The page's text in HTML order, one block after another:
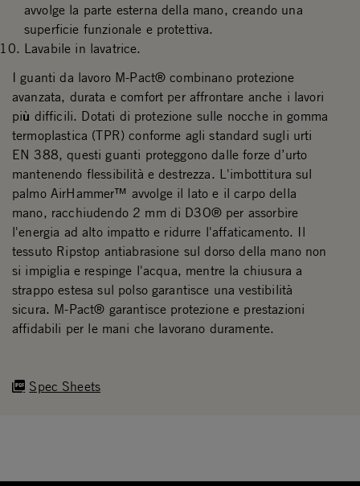
avvolge la parte esterna della mano, creando una
superficie funzionale e protettiva.
Lavabile in lavatrice.
Spec Sheets
I guanti da lavoro M-Pact® combinano protezione
avanzata, durata e comfort per affrontare anche i lavori
più difficili. Dotati di protezione sulle nocche in gomma
termoplastica (TPR) conforme agli standard sugli urti
EN 388, questi guanti proteggono dalle forze d’urto
mantenendo flessibilità e destrezza. L'imbottitura sul
palmo AirHammer™ avvolge il lato e il carpo della
mano, racchiudendo 2 mm di D3O® per assorbire
l'energia ad alto impatto e ridurre l'affaticamento. Il
tessuto Ripstop antiabrasione sul dorso della mano non
si impiglia e respinge l'acqua, mentre la chiusura a
strappo estesa sul polso garantisce una vestibilità
sicura. M-Pact® garantisce protezione e prestazioni
affidabili per le mani che lavorano duramente.